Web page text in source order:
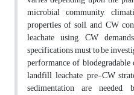
microbial community,
properties of soil, and CW
leachate using CW
specifications must to be
performance of
landfill leachate, pre-CW
sedimentation are